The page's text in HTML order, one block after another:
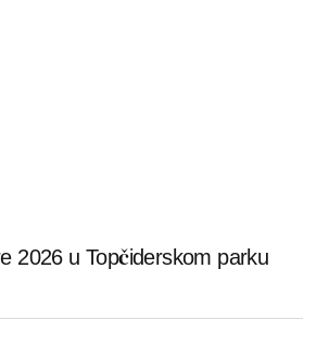
2026 u Topčiderskom parku